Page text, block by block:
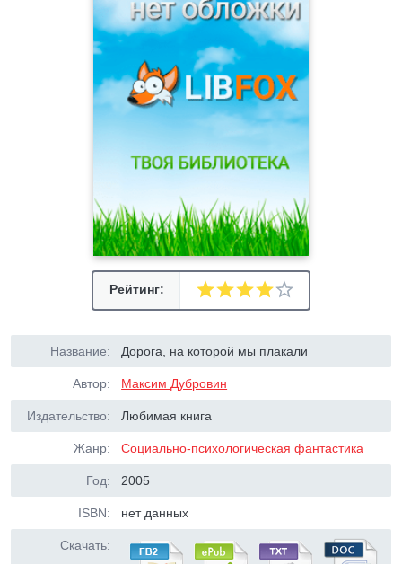
Рейтинг:
Название: Дорога, на которой мы плакали
Автор: Максим Дубровин
Издательство: Любимая книга
Жанр: Социально-психологическая фантастика
Год: 2005
ISBN: нет данных
Скачать: